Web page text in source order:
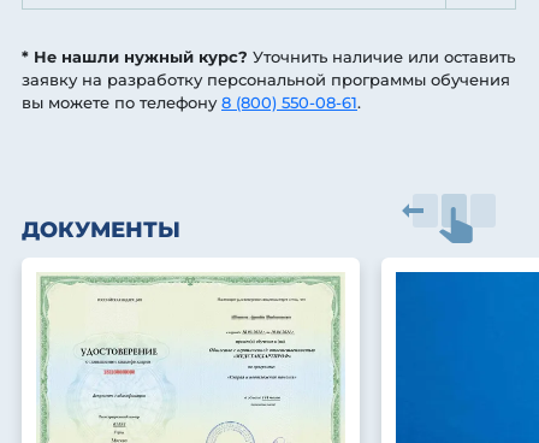
* Не нашли нужный курс? Уточнить наличие или оставить
заявку на разработку персональной программы обучения
вы можете по телефону8 (800) 550-08-61.
ДОКУМЕНТЫ